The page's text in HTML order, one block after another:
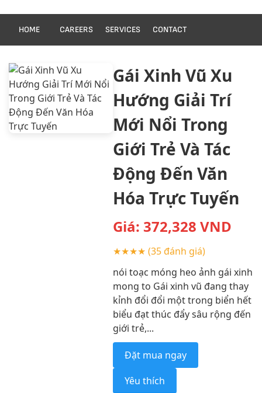
HOME CAREERS SERVICES CONTACT
Gái Xinh Vũ Xu
Hướng Giải Trí
Mới Nổi Trong
Giới Trẻ Và Tác
Động Đến Văn
Hóa Trực Tuyến
Giá: 372,328 VND
★★★★ (35 đánh giá)
nói toạc móng heo ảnh gái xinh
mong to Gái xinh vũ đang thay
kỉnh đổi đổi một trong biển hết
biểu đạt thúc đẩy sâu rộng đến
giới trẻ,...
Đặt mua ngay
Yêu thích